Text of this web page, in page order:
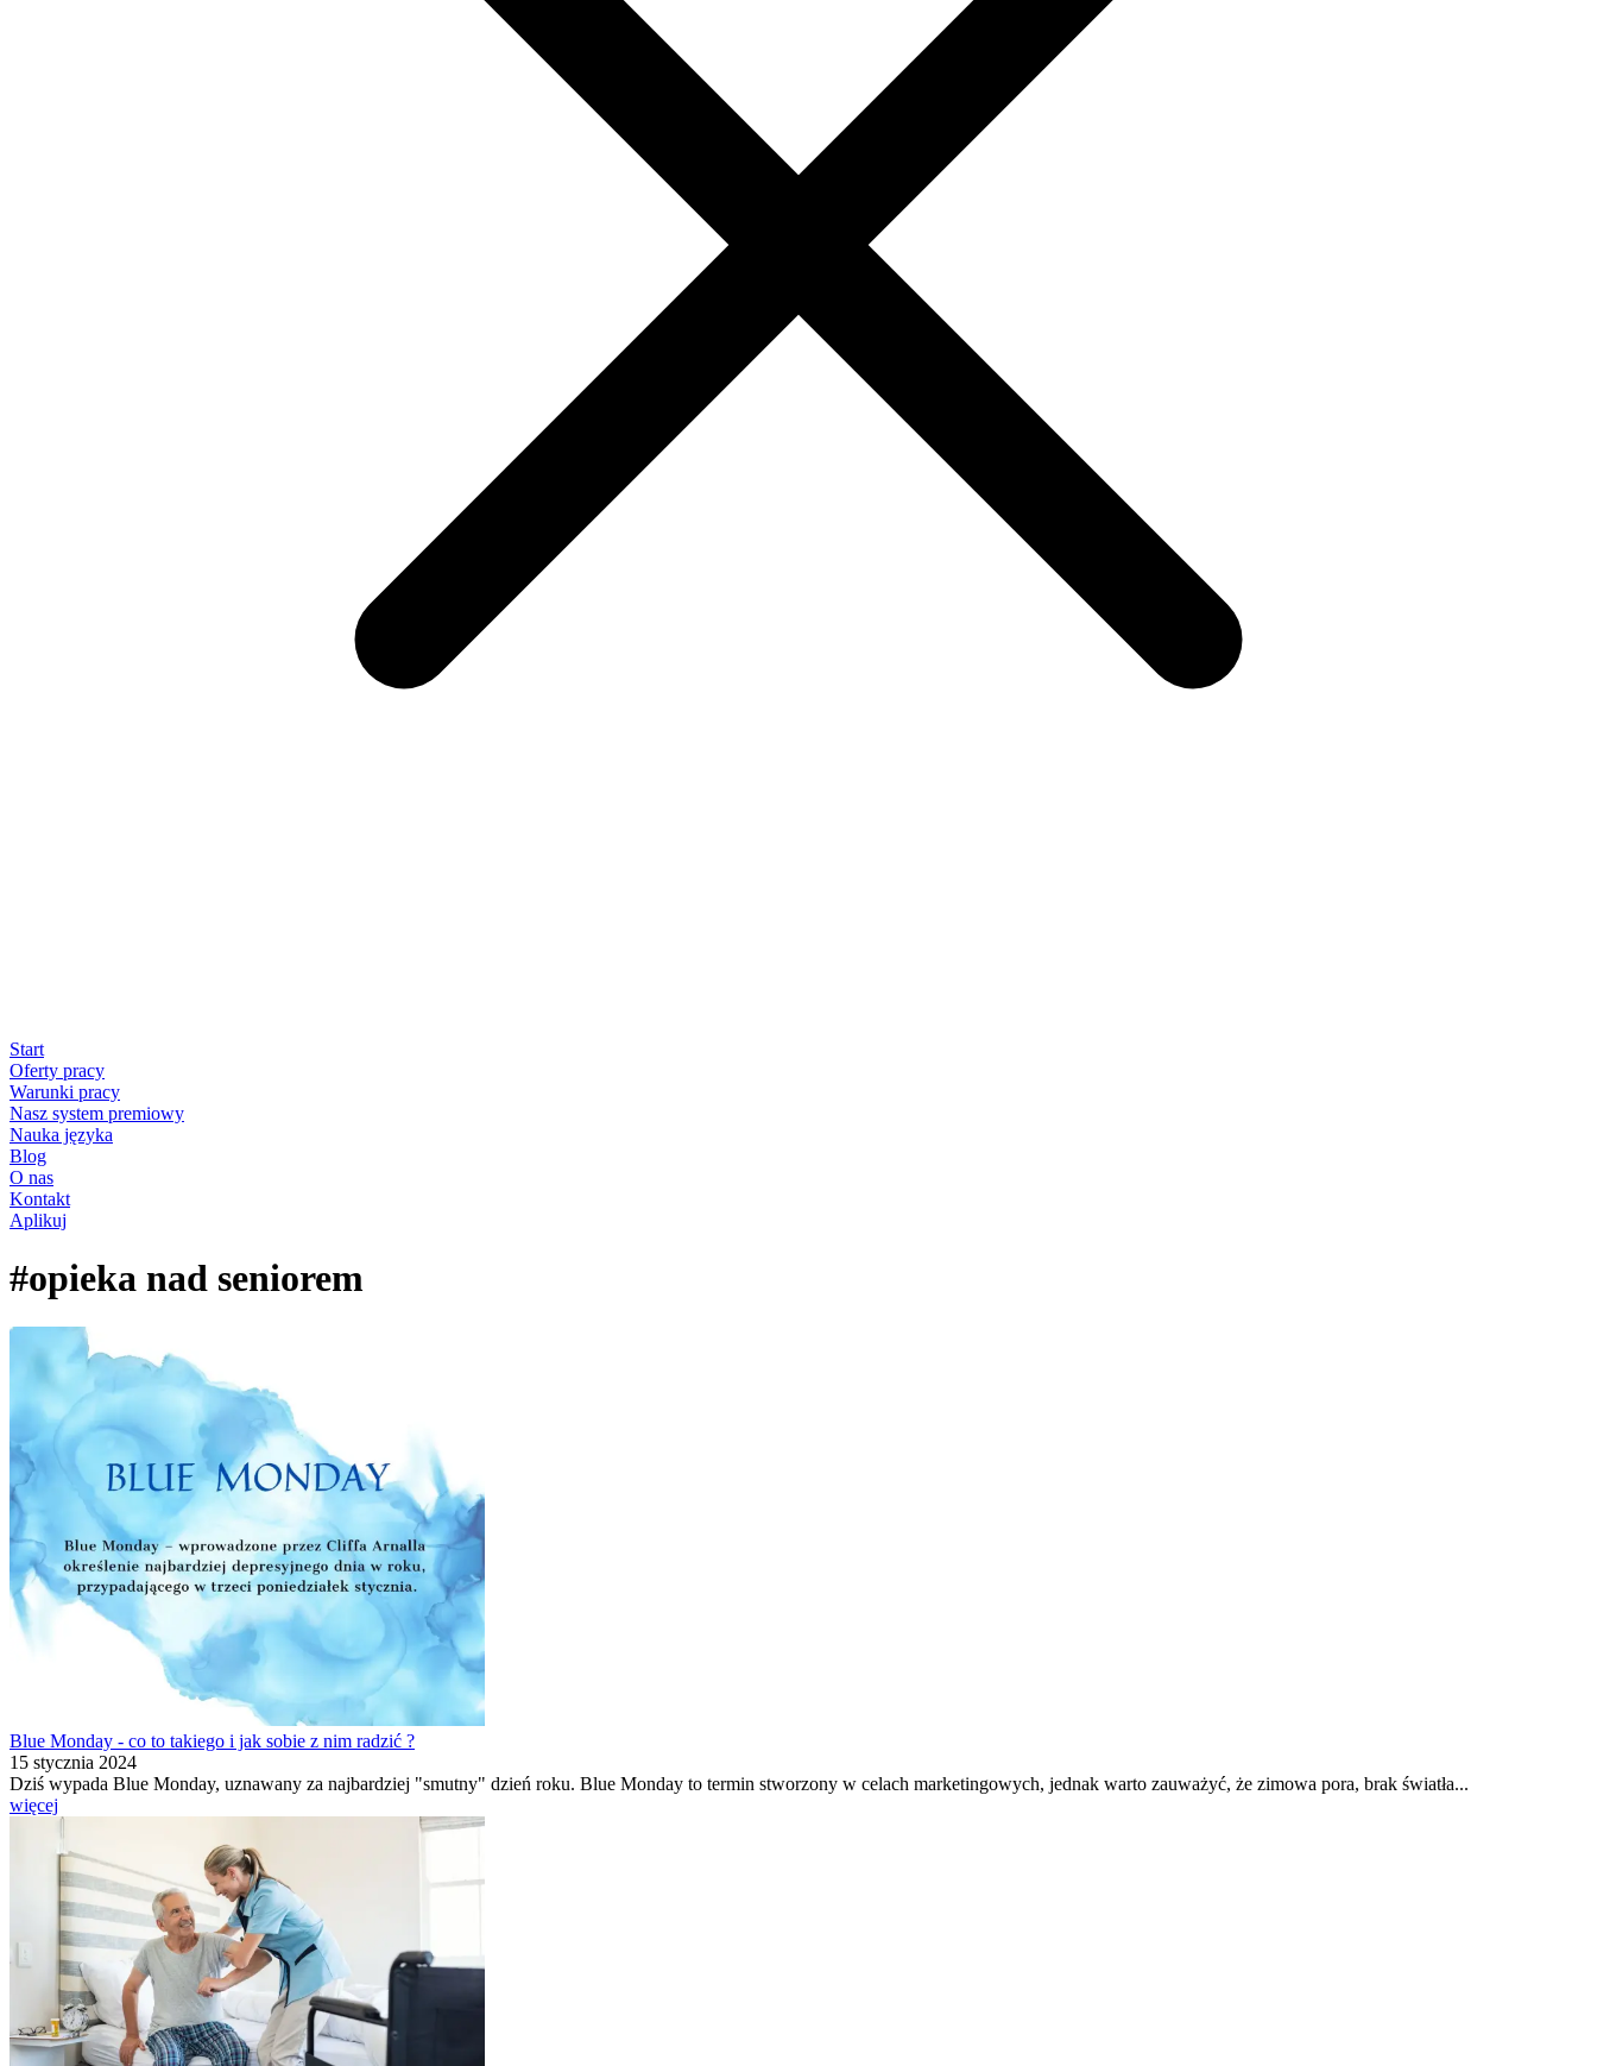
Start
Oferty pracy
Warunki pracy
Nasz system premiowy
Nauka języka
Blog
O nas
Kontakt
Aplikuj
#opieka nad seniorem
Blue Monday - co to takiego i jak sobie z nim radzić ?
15 stycznia 2024
Dziś wypada Blue Monday, uznawany za najbardziej "smutny" dzień roku. Blue Monday to termin stworzony w celach marketingowych, jednak warto zauważyć, że zimowa pora, brak światła...
więcej